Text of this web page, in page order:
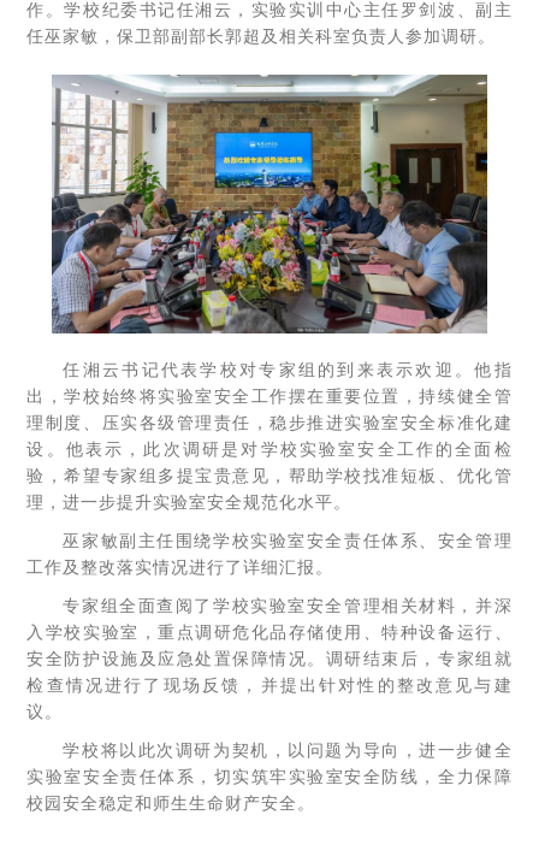
作。学校纪委书记任湘云，实验实训中心主任罗剑波、副主
任巫家敏，保卫部副部长郭超及相关科室负责人参加调研。
任湘云书记代表学校对专家组的到来表示欢迎。他指
出，学校始终将实验室安全工作摆在重要位置，持续健全管
理制度、压实各级管理责任，稳步推进实验室安全标准化建
设。他表示，此次调研是对学校实验室安全工作的全面检
验，希望专家组多提宝贵意见，帮助学校找准短板、优化管
理，进一步提升实验室安全规范化水平。
巫家敏副主任围绕学校实验室安全责任体系、安全管理
工作及整改落实情况进行了详细汇报。
专家组全面查阅了学校实验室安全管理相关材料，并深
入学校实验室，重点调研危化品存储使用、特种设备运行、
安全防护设施及应急处置保障情况。调研结束后，专家组就
检查情况进行了现场反馈，并提出针对性的整改意见与建
议。
学校将以此次调研为契机，以问题为导向，进一步健全
实验室安全责任体系，切实筑牢实验室安全防线，全力保障
校园安全稳定和师生生命财产安全。